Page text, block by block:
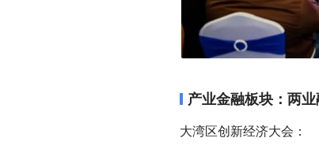
产业金融板块：两
大湾区创新经济大会：